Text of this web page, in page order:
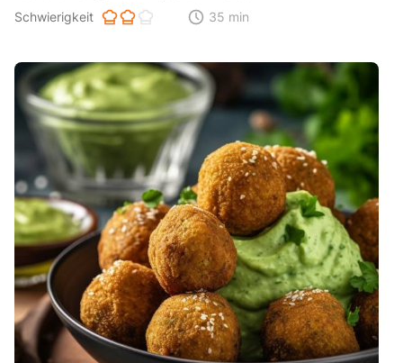
Schwierigkeit der Zubereitung. 1 ist einfach 2 ist mittel 3 ist
Schwierigkeit Zeitaufwand der der Zubereitung.
35 min